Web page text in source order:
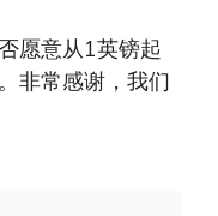
愿意从1英镑起
非常感谢，我们